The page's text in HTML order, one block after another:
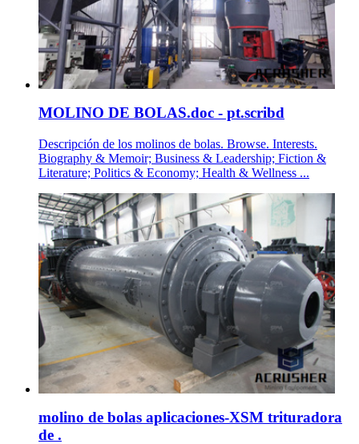
MOLINO DE BOLAS.doc - pt.scribd
Descripción de los molinos de bolas. Browse. Interests.
Biography & Memoir; Business & Leadership; Fiction &
Literature; Politics & Economy; Health & Wellness ...
molino de bolas aplicaciones-XSM trituradora
de .